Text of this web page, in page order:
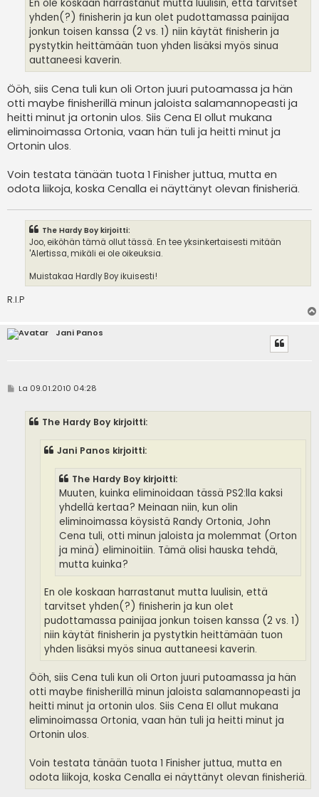
En ole koskaan harrastanut mutta luulisin, että tarvitset
yhden(?) finisherin ja kun olet pudottamassa painijaa
jonkun toisen kanssa (2 vs. 1) niin käytät finisherin ja
pystytkin heittämään tuon yhden lisäksi myös sinua
auttaneesi kaverin.
Ööh, siis Cena tuli kun oli Orton juuri putoamassa ja hän
otti maybe finisherillä minun jaloista salamannopeasti ja
heitti minut ja ortonin ulos. Siis Cena EI ollut mukana
eliminoimassa Ortonia, vaan hän tuli ja heitti minut ja
Ortonin ulos.
Voin testata tänään tuota 1 Finisher juttua, mutta en
odota liikoja, koska Cenalla ei näyttänyt olevan finisheriä.
The Hardy Boy kirjoitti:
Joo, eiköhän tämä ollut tässä. En tee yksinkertaisesti mitään
'Alertissa, mikäli ei ole oikeuksia.
Muistakaa Hardly Boy ikuisesti!
R.I.P
Jani Panos
VLa 09.01.2010 04:28
The Hardy Boy kirjoitti:
Jani Panos kirjoitti:
The Hardy Boy kirjoitti:
Muuten, kuinka eliminoidaan tässä PS2:lla kaksi
yhdellä kertaa? Meinaan niin, kun olin
eliminoimassa köysistä Randy Ortonia, John
Cena tuli, otti minun jaloista ja molemmat (Orton
ja minä) eliminoitiin. Tämä olisi hauska tehdä,
mutta kuinka?
En ole koskaan harrastanut mutta luulisin, että
tarvitset yhden(?) finisherin ja kun olet
pudottamassa painijaa jonkun toisen kanssa (2 vs. 1)
niin käytät finisherin ja pystytkin heittämään tuon
yhden lisäksi myös sinua auttaneesi kaverin.
Ööh, siis Cena tuli kun oli Orton juuri putoamassa ja hän
otti maybe finisherillä minun jaloista salamannopeasti ja
heitti minut ja ortonin ulos. Siis Cena EI ollut mukana
eliminoimassa Ortonia, vaan hän tuli ja heitti minut ja
Ortonin ulos.
Voin testata tänään tuota 1 Finisher juttua, mutta en
odota liikoja, koska Cenalla ei näyttänyt olevan finisheriä.